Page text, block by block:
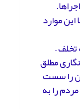
موارد
تخلف –
مطلق
را سست
را به